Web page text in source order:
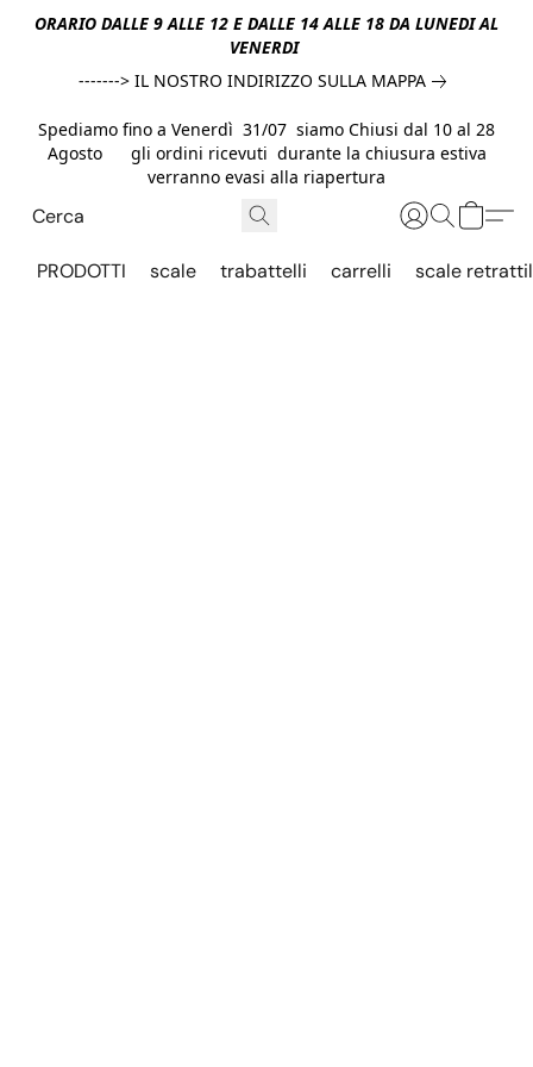
ORARIO DALLE 9 ALLE 12 E DALLE 14 ALLE 18 DA LUNEDI AL
VENERDI
-------> IL NOSTRO INDIRIZZO SULLA MAPPA
Spediamo fino a Venerdì 31/07 siamo Chiusi dal 10 al 28
Agosto gli ordini ricevuti durante la chiusura estiva
verranno evasi alla riapertura
PRODOTTI scale trabattelli carrelli scale